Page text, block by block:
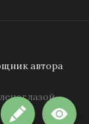
автора